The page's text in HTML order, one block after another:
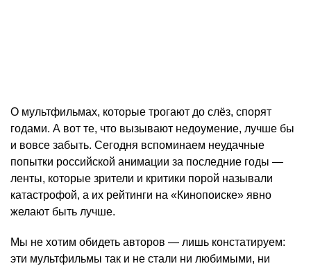
О мультфильмах, которые трогают до слёз, спорят
годами. А вот те, что вызывают недоумение, лучше бы
и вовсе забыть. Сегодня вспоминаем неудачные
попытки российской анимации за последние годы —
ленты, которые зрители и критики порой называли
катастрофой, а их рейтинги на «Кинопоиске» явно
желают быть лучше.
Мы не хотим обидеть авторов — лишь констатируем:
эти мультфильмы так и не стали ни любимыми, ни